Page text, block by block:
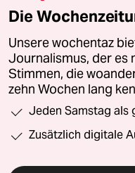
Die
Unsere wochentaz
Journalismus, der es
Stimmen, die
zehn Wochen lang
Jeden Samstag als
Zusätzlich digitale